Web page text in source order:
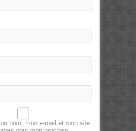
nom, mon e-mail et mon site